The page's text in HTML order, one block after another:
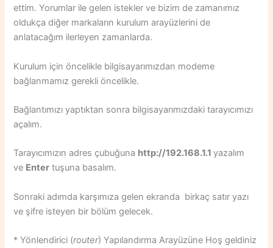
ettim. Yorumlar ile gelen istekler ve bizim de zamanımız
oldukça diğer markaların kurulum arayüzlerini de
anlatacağım ilerleyen zamanlarda.
Kurulum için öncelikle bilgisayarımızdan modeme
bağlanmamız gerekli öncelikle.
Bağlantımızı yaptıktan sonra bilgisayarımızdaki tarayıcımızı
açalım.
Tarayıcımızın adres çubuğuna http://192.168.1.1yazalım
ve Enter tuşuna basalım.
Sonraki adımda karşımıza gelen ekranda birkaç satır yazı
ve şifre isteyen bir bölüm gelecek.
* Yönlendirici (router) Yapılandırma Arayüzüne Hoş geldiniz